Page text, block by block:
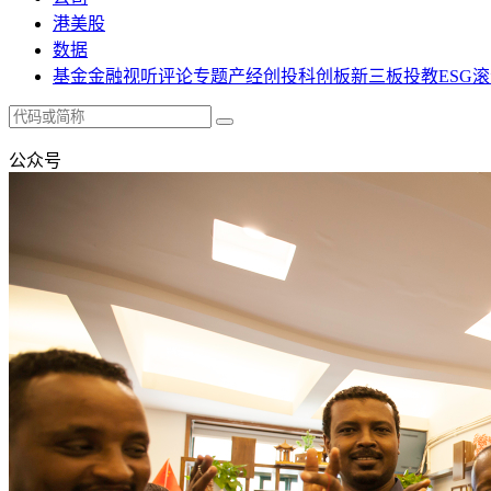
港美股
数据
基金金融视听评论专题产经创投科创板新三板投教ESG
公众号